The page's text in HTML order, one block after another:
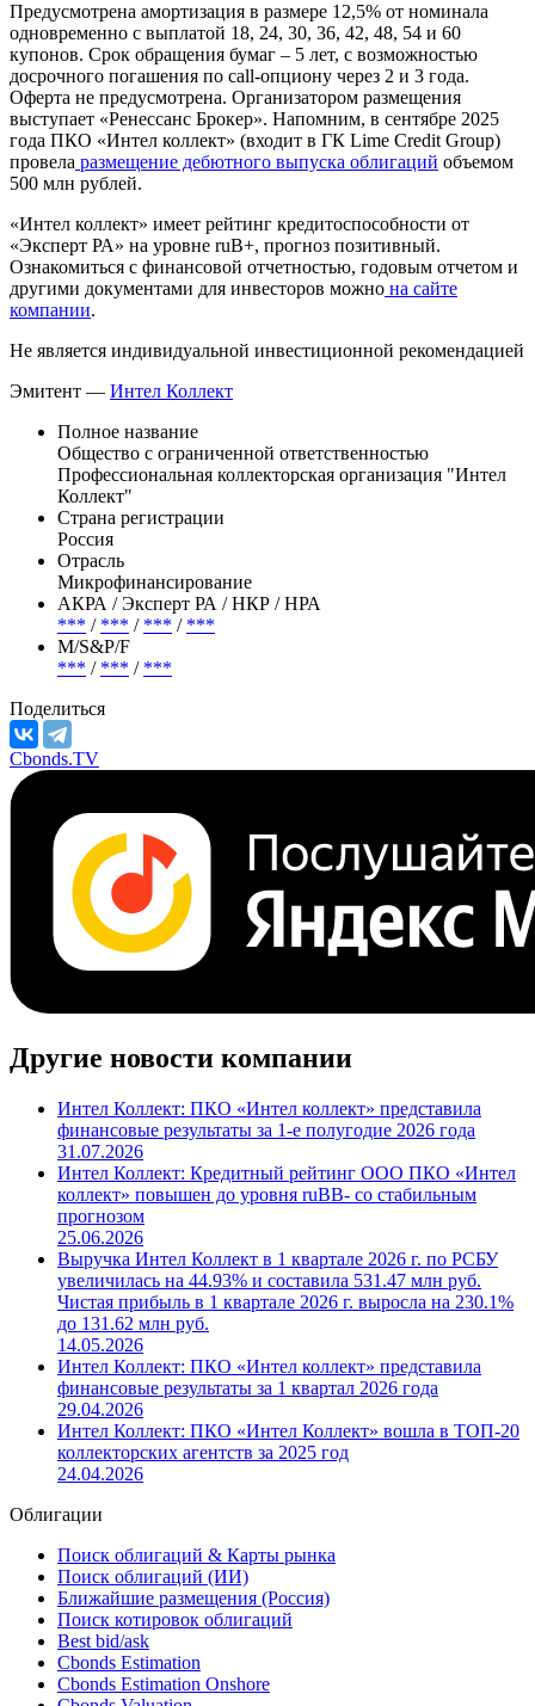
Предусмотрена амортизация в размере 12,5% от номинала
одновременно с выплатой 18, 24, 30, 36, 42, 48, 54 и 60
купонов. Срок обращения бумаг – 5 лет, с возможностью
досрочного погашения по call-опциону через 2 и 3 года.
Оферта не предусмотрена. Организатором размещения
выступает «Ренессанс Брокер». Напомним, в сентябре 2025
года ПКО «Интел коллект» (входит в ГК Lime Credit Group)
провела размещение дебютного выпуска облигаций объемом
500 млн рублей.
«Интел коллект» имеет рейтинг кредитоспособности от
«Эксперт РА» на уровне ruB+, прогноз позитивный.
Ознакомиться с финансовой отчетностью, годовым отчетом и
другими документами для инвесторов можно на сайте
компании.
Не является индивидуальной инвестиционной рекомендацией
Эмитент — Интел Коллект
Полное название
Общество с ограниченной ответственностью
Профессиональная коллекторская организация "Интел
Коллект"
Страна регистрации
Россия
Отрасль
Микрофинансирование
АКРА / Эксперт РА / НКР / НРА
*** / *** / *** / ***
М/S&P/F
*** / *** / ***
Поделиться
Cbonds.TV
Другие новости компании
Интел Коллект: ПКО «Интел коллект» представила
финансовые результаты за 1-е полугодие 2026 года
31.07.2026
Интел Коллект: Кредитный рейтинг ООО ПКО «Интел
коллект» повышен до уровня ruBB- со стабильным
прогнозом
25.06.2026
Выручка Интел Коллект в 1 квартале 2026 г. по РСБУ
увеличилась на 44.93% и составила 531.47 млн руб.
Чистая прибыль в 1 квартале 2026 г. выросла на 230.1%
до 131.62 млн руб.
14.05.2026
Интел Коллект: ПКО «Интел коллект» представила
финансовые результаты за 1 квартал 2026 года
29.04.2026
Интел Коллект: ПКО «Интел Коллект» вошла в ТОП-20
коллекторских агентств за 2025 год
24.04.2026
Облигации
Поиск облигаций & Карты рынка
Поиск облигаций (ИИ)
Ближайшие размещения (Россия)
Поиск котировок облигаций
Best bid/ask
Cbonds Estimation
Cbonds Estimation Onshore